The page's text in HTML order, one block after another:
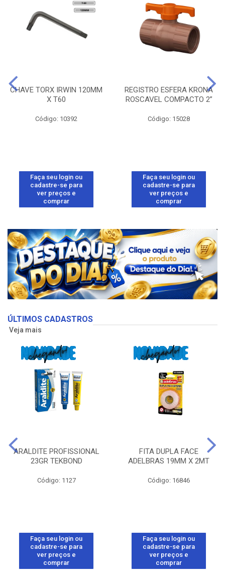
CHAVE TORX IRWIN 120MM
X T60
Código: 10392
Faça seu login ou
cadastre-se para
ver preços e
comprar
REGISTRO ESFERA KRONA
ROSCAVEL COMPACTO 2”
Código: 15028
Faça seu login ou
cadastre-se para
ver preços e
comprar
ÚLTIMOS CADASTROS
Veja mais
ARALDITE PROFISSIONAL
23GR TEKBOND
Código: 1127
Faça seu login ou
cadastre-se para
ver preços e
comprar
FITA DUPLA FACE
ADELBRAS 19MM X 2MT
Código: 16846
Faça seu login ou
cadastre-se para
ver preços e
comprar